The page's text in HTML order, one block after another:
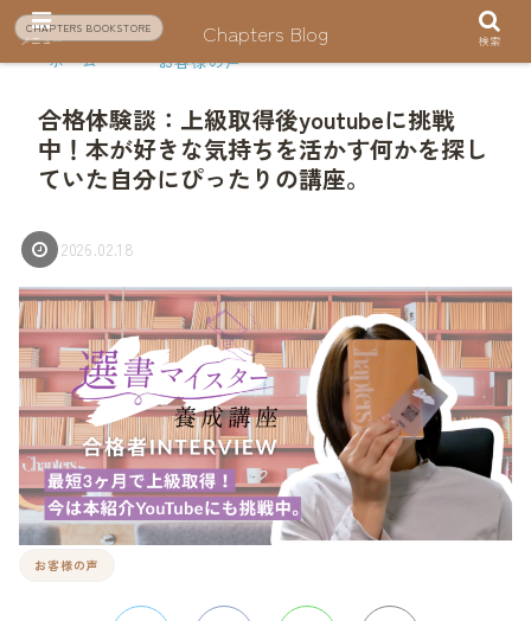
CHAPTERS BOOKSTORE
ホーム お客様の声
合格体験談：上級取得後youtubeに挑戦
中！本が好きな気持ちを活かす何かを探し
ていた自分にぴったりの講座。
2026.02.18
お客様の声
メニュー Chapters Blog 検索